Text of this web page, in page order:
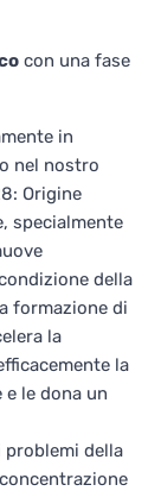
con una fase
in
nel nostro
Origine
specialmente
della
formazione di
la
la
le dona un
della